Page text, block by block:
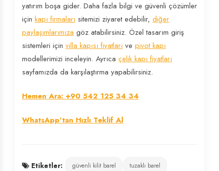
yatırım boşa gider. Daha fazla bilgi ve güvenli çözümler
için kapı firmaları sitemizi ziyaret edebilir, diğer
paylaşımlarımıza göz atabilirsiniz. Özel tasarım giriş
sistemleri için villa kapısı fiyatları ve pivot kapı
modellerimizi inceleyin. Ayrıca çelik kapı fiyatları
sayfamızda da karşılaştırma yapabilirsiniz.
Hemen Ara: +90 542 125 34 34
WhatsApp'tan Hızlı Teklif Al
Etiketler: güvenli kilit barel
tuzaklı barel